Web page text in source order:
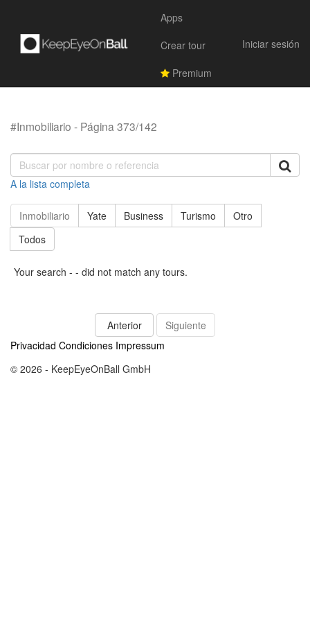
Apps
Crear tour
Premium
Iniciar sesión
#Inmobiliario - Página 373/142
A la lista completa
Inmobiliario Yate Business Turismo
Otro
Todos
Your search - - did not match any tours.
Anterior
Siguiente
Privacidad Condiciones Impressum
© 2026 - KeepEyeOnBall GmbH